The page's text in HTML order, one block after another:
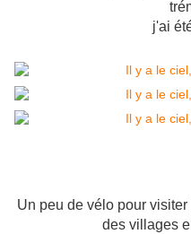
j'ai
Un peu de vélo pour
des villages